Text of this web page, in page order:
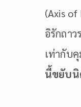
(Axis
อิรักถา
เท่ากับ
นี้ขยับนิ